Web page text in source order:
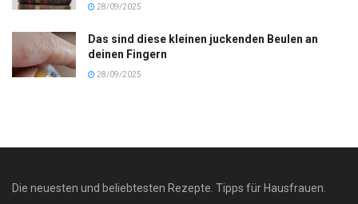
28/09/2025
Das sind diese kleinen juckenden Beulen an
deinen Fingern
28/09/2025
Die neuesten und beliebtesten Rezepte. Tipps für Hausfrauen.